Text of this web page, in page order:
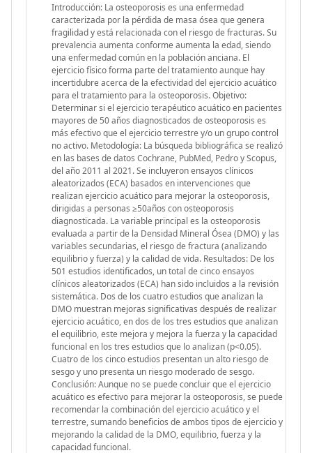
Introducción: La osteoporosis es una enfermedad
caracterizada por la pérdida de masa ósea que genera
fragilidad y está relacionada con el riesgo de fracturas. Su
prevalencia aumenta conforme aumenta la edad, siendo
una enfermedad común en la población anciana. El
ejercicio físico forma parte del tratamiento aunque hay
incertidubre acerca de la efectividad del ejercicio acuático
para el tratamiento para la osteoporosis. Objetivo:
Determinar si el ejercicio terapéutico acuático en pacientes
mayores de 50 años diagnosticados de osteoporosis es
más efectivo que el ejercicio terrestre y/o un grupo control
no activo. Metodología: La búsqueda bibliográfica se realizó
en las bases de datos Cochrane, PubMed, Pedro y Scopus,
del año 2011 al 2021. Se incluyeron ensayos clínicos
aleatorizados (ECA) basados en intervenciones que
realizan ejercicio acuático para mejorar la osteoporosis,
dirigidas a personas ≥50años con osteoporosis
diagnosticada. La variable principal es la osteoporosis
evaluada a partir de la Densidad Mineral Ósea (DMO) y las
variables secundarias, el riesgo de fractura (analizando
equilibrio y fuerza) y la calidad de vida. Resultados: De los
501 estudios identificados, un total de cinco ensayos
clínicos aleatorizados (ECA) han sido incluidos a la revisión
sistemática. Dos de los cuatro estudios que analizan la
DMO muestran mejoras significativas después de realizar
ejercicio acuático, en dos de los tres estudios que analizan
el equilibrio, este mejora y mejora la fuerza y la capacidad
funcional en los tres estudios que lo analizan (p<0.05).
Cuatro de los cinco estudios presentan un alto riesgo de
sesgo y uno presenta un riesgo moderado de sesgo.
Conclusión: Aunque no se puede concluir que el ejercicio
acuático es efectivo para mejorar la osteoporosis, se puede
recomendar la combinación del ejercicio acuático y el
terrestre, sumando beneficios de ambos tipos de ejercicio y
mejorando la calidad de la DMO, equilibrio, fuerza y la
capacidad funcional.